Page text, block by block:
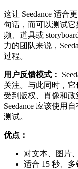
这让 Seedance 适合
句话，而可以测试
频、道具或
力的团队来说，
过程。
用户反馈模式：
关注。与此同时，
受到版权、肖像和
Seedance 应该使用
测试。
优点：
对文本、图片
适合 15 秒、多